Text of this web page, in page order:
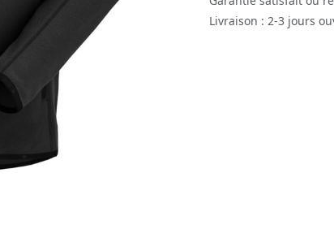
Livraison : 2-3 jours